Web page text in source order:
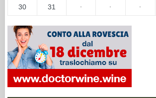
30 31 · · ·